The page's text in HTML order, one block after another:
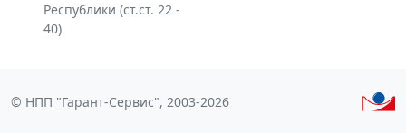
Республики (ст.ст. 22 -
40)
© НПП "Гарант-Сервис", 2003-2026